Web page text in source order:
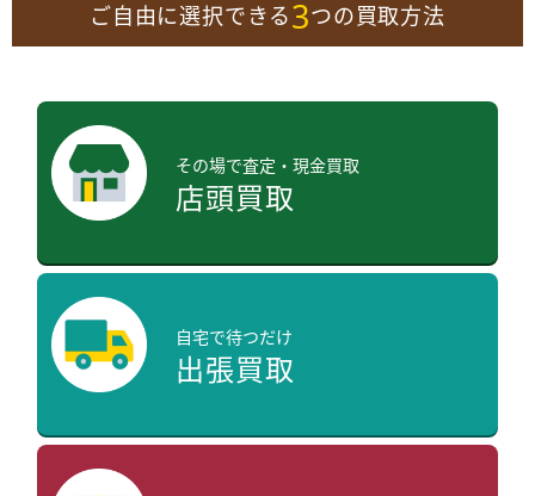
ご自由に選択できる3つの買取方法
その場で査定・現金買取
店頭買取
自宅で待つだけ
出張買取